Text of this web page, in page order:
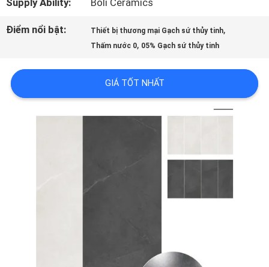
LƯỢNG
LIÊN
HỆ
Supply Ability: Boli Ceramics
Điểm nổi bật: Thiết bị thương mại Gạch sứ thủy tinh,
Thấm nước 0, 05% Gạch sứ thủy tinh
GIÁ TỐT NHẤT